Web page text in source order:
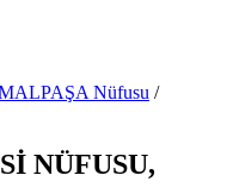
Nüfusu /
NÜFUSU,